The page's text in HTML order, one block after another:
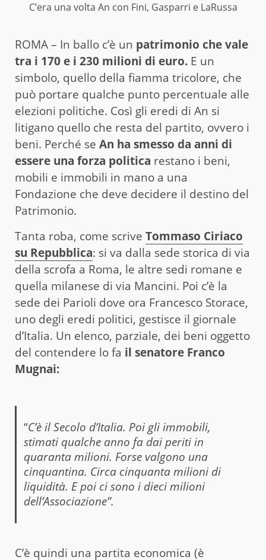
C’era una volta An con Fini, Gasparri e LaRussa
ROMA – In ballo c’è un patrimonio che vale
tra i 170 e i 230 milioni di euro. E un
simbolo, quello della fiamma tricolore, che
può portare qualche punto percentuale alle
elezioni politiche. Così gli eredi di An si
litigano quello che resta del partito, ovvero i
beni. Perché se An ha smesso da anni di
essere una forza politica restano i beni,
mobili e immobili in mano a una
Fondazione che deve decidere il destino del
Patrimonio.
Tanta roba, come scrive Tommaso Ciriaco
su Repubblica: si va dalla sede storica di via
della scrofa a Roma, le altre sedi romane e
quella milanese di via Mancini. Poi c’è la
sede dei Parioli dove ora Francesco Storace,
uno degli eredi politici, gestisce il giornale
d’Italia. Un elenco, parziale, dei beni oggetto
del contendere lo fa il senatore Franco
Mugnai:
“C’è il Secolo d’Italia. Poi gli immobili,
stimati qualche anno fa dai periti in
quaranta milioni. Forse valgono una
cinquantina. Circa cinquanta milioni di
liquidità. E poi ci sono i dieci milioni
dell’Associazione”.
C’è quindi una partita economica (è